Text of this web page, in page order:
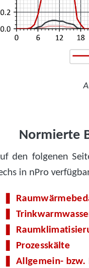
Normierte
den folgenen
in nPro
Prozesskälte
Allgemein-